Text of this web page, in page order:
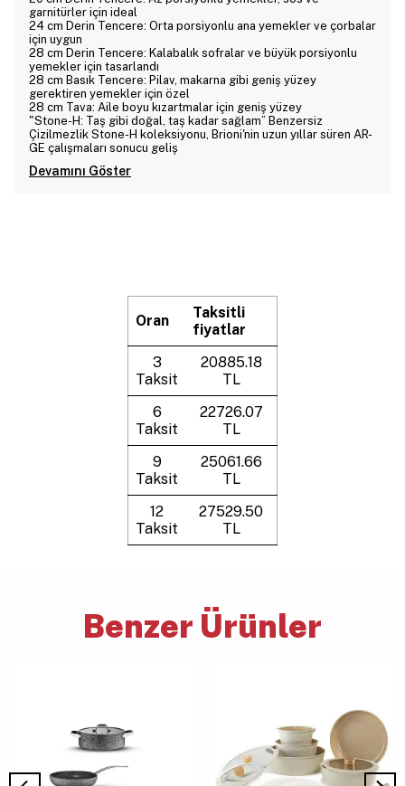
garnitürler için ideal
24 cm Derin Tencere: Orta porsiyonlu ana yemekler ve çorbalar
için uygun
28 cm Derin Tencere: Kalabalık sofralar ve büyük porsiyonlu
yemekler için tasarlandı
28 cm Basık Tencere: Pilav, makarna gibi geniş yüzey
gerektiren yemekler için özel
28 cm Tava: Aile boyu kızartmalar için geniş yüzey
"Stone-H: Taş gibi doğal, taş kadar sağlam” Benzersiz
Çizilmezlik Stone-H koleksiyonu, Brioni'nin uzun yıllar süren AR-
GE çalışmaları sonucu geliş
Devamını Göster
Oran
Taksitli
fiyatlar
3
Taksit
20885.18
TL
6
Taksit
22726.07
TL
9
Taksit
25061.66
TL
12
Taksit
27529.50
TL
Benzer Ürünler